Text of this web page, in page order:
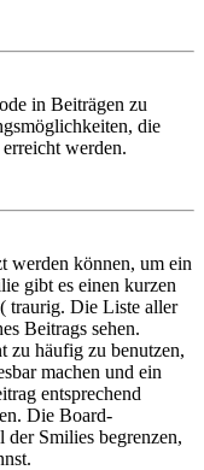
in Beiträgen zu
die
werden.
werden können, um ein
gibt es einen kurzen
traurig. Die Liste aller
Beitrags sehen.
zu häufig zu benutzen,
machen und ein
entsprechend
Die Board-
Smilies begrenzen,